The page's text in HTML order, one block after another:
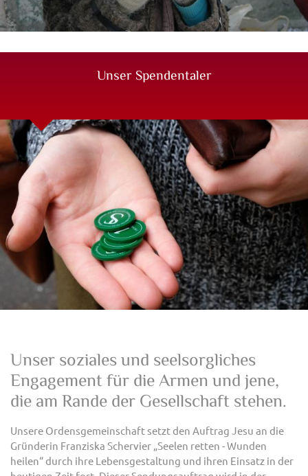
Unser Spendentaler
Unser soziales und seelsorgliches
Engagement für die Armen und jene,
die am Rande der Gesellschaft stehen.
Unsere Ordensgemeinschaft setzt den Auftrag Jesu an die
Gründerin Franziska Schervier „Seelen retten - Wunden
heilen“ durch ihre Lebensgestaltung und ihren Einsatz in der